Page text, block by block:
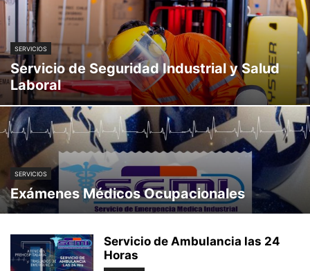
SERVICIOS
Servicio de Seguridad Industrial y Salud
Laboral
SERVICIOS
Exámenes Médicos Ocupacionales
Servicio de Ambulancia las 24
Horas